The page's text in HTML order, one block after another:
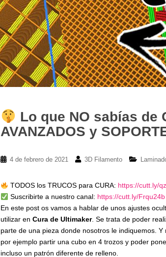
Lo que NO sabías de
AVANZADOS y
4 de febrero de 2021 3D Filamento
TODOS los TRUCOS para CURA: https://cutt.ly/
Suscribirte a nuestro canal: https://cutt.ly/Frqu24b
En este post os vamos a hablar de unos ajustes
utilizar en Cura de Ultimaker. Se trata de poder
parte de una pieza donde nosotros le indiquemos. Y
por ejemplo partir una cubo en 4 trozos y poder
incluso un patrón diferente de relleno.